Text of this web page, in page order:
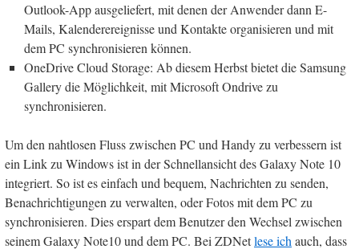
Outlook-App ausgeliefert, mit denen der Anwender dann E-
Mails, Kalenderereignisse und Kontakte organisieren und mit
dem PC synchronisieren können.
OneDrive Cloud Storage: Ab diesem Herbst bietet die Samsung
Gallery die Möglichkeit, mit Microsoft Ondrive zu
synchronisieren.
Um den nahtlosen Fluss zwischen PC und Handy zu verbessern ist
ein Link zu Windows ist in der Schnellansicht des Galaxy Note 10
integriert. So ist es einfach und bequem, Nachrichten zu senden,
Benachrichtigungen zu verwalten, oder Fotos mit dem PC zu
synchronisieren. Dies erspart dem Benutzer den Wechsel zwischen
seinem Galaxy Note10 und dem PC. Bei ZDNetlese ichauch, dass